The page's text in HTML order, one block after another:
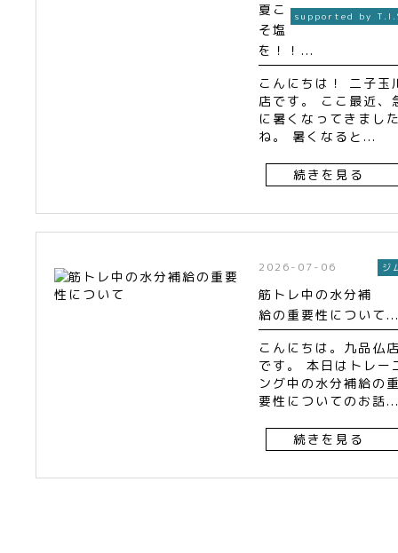
supported by
夏こ
そ塩
を！！...
こんにちは！ 二子玉
店です。 ここ最近、
に暑くなってきまし
ね。 暑くなると...
続きを見る
2026-07-06 ジ
筋トレ中の水分補
給の重要性について
こんにちは。九品仏
です。 本日はトレー
ング中の水分補給の
要性についてのお話
続きを見る